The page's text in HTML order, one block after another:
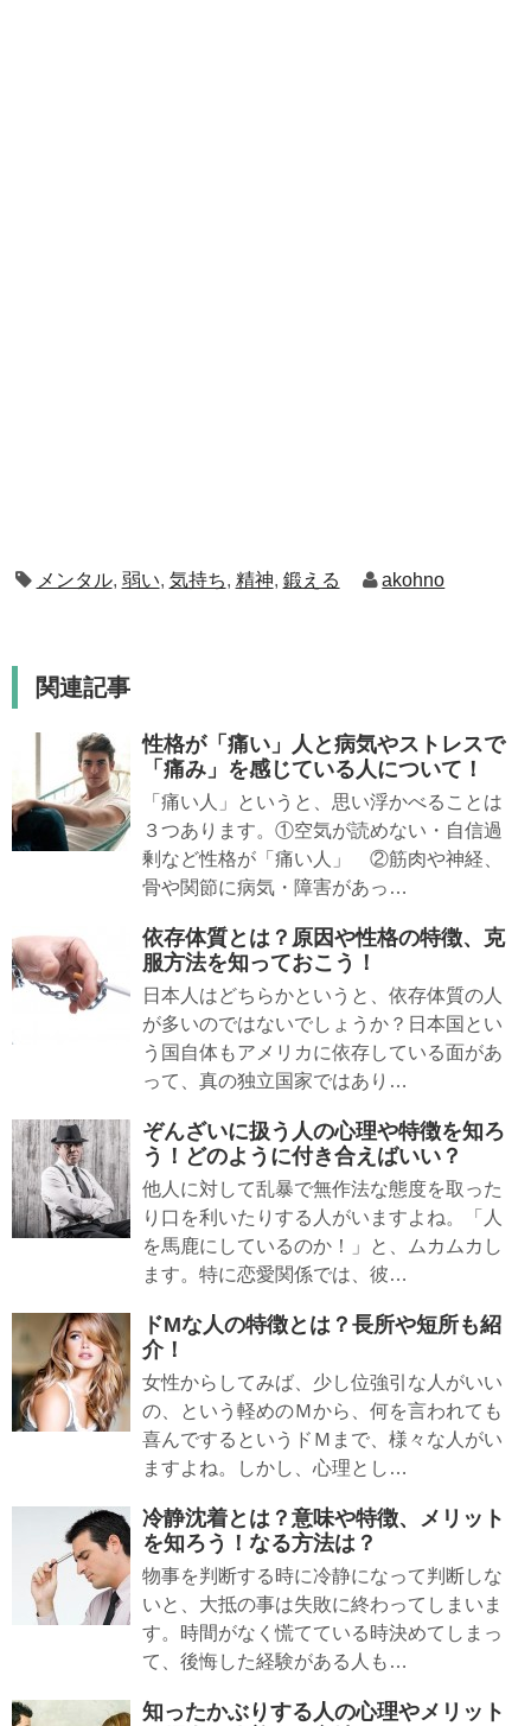
メンタル, 弱い, 気持ち, 精神, 鍛える akohno
関連記事
性格が「痛い」人と病気やストレスで
「痛み」を感じている人について！
「痛い人」というと、思い浮かべることは
３つあります。①空気が読めない・自信過
剰など性格が「痛い人」 ②筋肉や神経、
骨や関節に病気・障害があっ…
依存体質とは？原因や性格の特徴、克
服方法を知っておこう！
日本人はどちらかというと、依存体質の人
が多いのではないでしょうか？日本国とい
う国自体もアメリカに依存している面があ
って、真の独立国家ではあり…
ぞんざいに扱う人の心理や特徴を知ろ
う！どのように付き合えばいい？
他人に対して乱暴で無作法な態度を取った
り口を利いたりする人がいますよね。「人
を馬鹿にしているのか！」と、ムカムカし
ます。特に恋愛関係では、彼…
ドMな人の特徴とは？長所や短所も紹
介！
女性からしてみば、少し位強引な人がいい
の、という軽めのＭから、何を言われても
喜んでするというドＭまで、様々な人がい
ますよね。しかし、心理とし…
冷静沈着とは？意味や特徴、メリット
を知ろう！なる方法は？
物事を判断する時に冷静になって判断しな
いと、大抵の事は失敗に終わってしまいま
す。時間がなく慌てている時決めてしまっ
て、後悔した経験がある人も…
知ったかぶりする人の心理やメリット